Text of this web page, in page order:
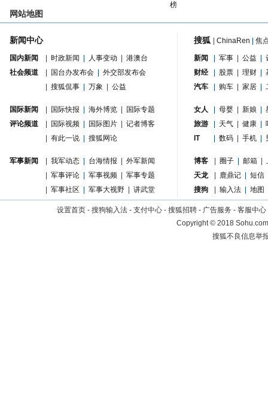
榜
网站地图
新闻中心
国内新闻 时政新闻 人事变动
港澳台
国台办发布会 外交部发布会
社会频道
搜狐侃事 万象 公益
国际新闻 国际快报 海外博览
国际专题
国际视频 国际图片 记者博客
评论频道
有此一说 搜狐网论
军事新闻 我军动态 台海情报
外军新闻
军事评论 军事视频
军事专题
军事社区 军事大视野 讲武堂
搜狐 ChinaRen 焦
新闻 军事 公益
财经
股票 理财
汽车
购车 家居
女人 母婴 新娘
旅游
天气 健康
IT
数码 手机
博客 圈子 邮箱
天龙
鹿鼎记
短信
搜狗
输入法 地图
设置首页 - 搜狗输入法 - 支付中心 - 搜狐招聘 - 广告服务 - 客服中心
Copyright©2018
搜狐不良信息举